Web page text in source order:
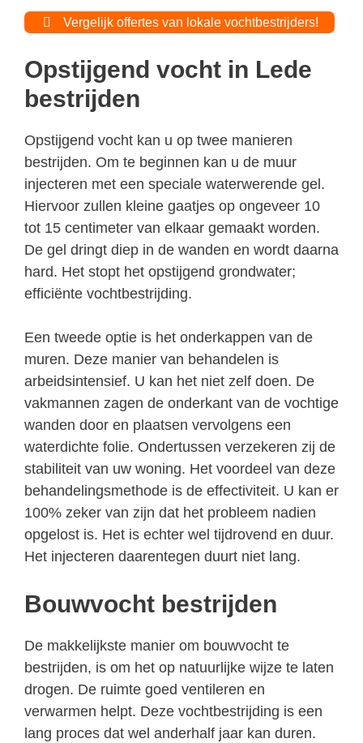
Vergelijk offertes van lokale vochtbestrijders!
Opstijgend vocht in Lede
bestrijden
Opstijgend vocht kan u op twee manieren
bestrijden. Om te beginnen kan u de muur
injecteren met een speciale waterwerende gel.
Hiervoor zullen kleine gaatjes op ongeveer 10
tot 15 centimeter van elkaar gemaakt worden.
De gel dringt diep in de wanden en wordt daarna
hard. Het stopt het opstijgend grondwater;
efficiënte vochtbestrijding.
Een tweede optie is het onderkappen van de
muren. Deze manier van behandelen is
arbeidsintensief. U kan het niet zelf doen. De
vakmannen zagen de onderkant van de vochtige
wanden door en plaatsen vervolgens een
waterdichte folie. Ondertussen verzekeren zij de
stabiliteit van uw woning. Het voordeel van deze
behandelingsmethode is de effectiviteit. U kan er
100% zeker van zijn dat het probleem nadien
opgelost is. Het is echter wel tijdrovend en duur.
Het injecteren daarentegen duurt niet lang.
Bouwvocht bestrijden
De makkelijkste manier om bouwvocht te
bestrijden, is om het op natuurlijke wijze te laten
drogen. De ruimte goed ventileren en
verwarmen helpt. Deze vochtbestrijding is een
lang proces dat wel anderhalf jaar kan duren.